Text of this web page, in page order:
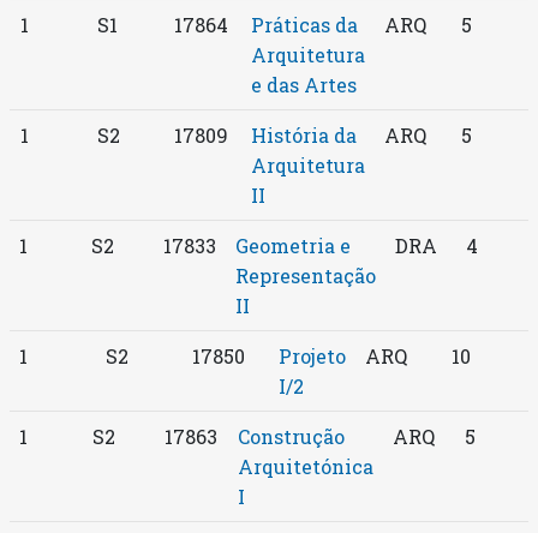
1 S1 17864
Práticas da
Arquitetura
e das Artes
ARQ 5
1 S2 17809
História da
Arquitetura
II
ARQ 5
1 S2 17833
Geometria e
Representação
II
DRA 4
1 S2 17850
Projeto
I/2
ARQ 10
1 S2 17863
Construção
Arquitetónica
I
ARQ 5